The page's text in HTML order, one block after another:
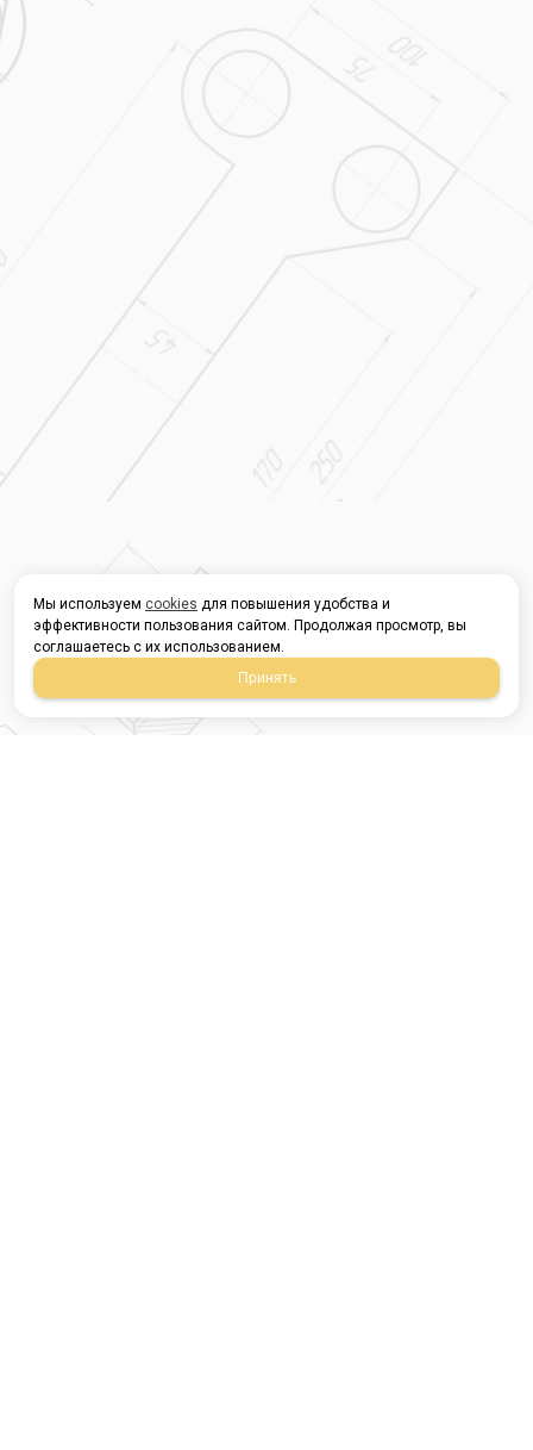
Мы используем cookies для повышения удобства и
эффективности пользования сайтом. Продолжая просмотр, вы
соглашаетесь с их использованием.
Принять